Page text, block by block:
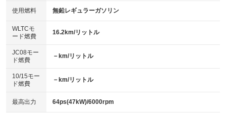
100V電源
：装備なし
センターデフロック
：装備なし
電動格納ミラー
：装備あり
バックカメラ
：装備あり
エアロ
：装備なし
：装備なし
パワーシート
ベンチシート
：装備なし
チップアップシート
：装備なし
使用燃料 無鉛レギュラーガソリン
WLTCモ
ード燃費
16.2km/リットル
JC08モー
ド燃費
－km/リットル
10/15モー
ド燃費
－km/リットル
最高出力 64ps(47kW)/6000rpm